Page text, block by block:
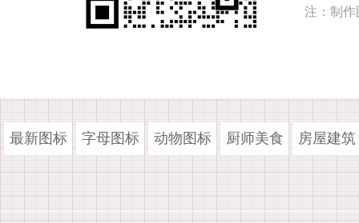
注：制作
最新图标 字母图标 动物图标 厨师美食 房屋建筑